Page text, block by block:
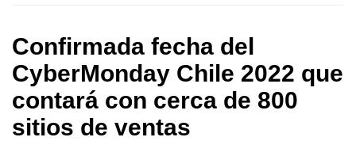
Confirmada fecha del
CyberMonday Chile 2022 que
contará con cerca de 800
sitios de ventas